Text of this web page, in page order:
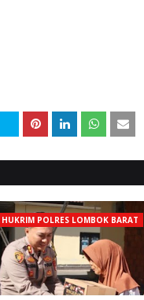
HUKRIM POLRES LOMBOK BARAT